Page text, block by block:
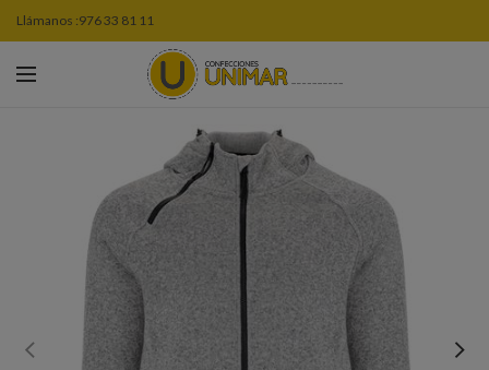
Llámanos :976 33 81 11